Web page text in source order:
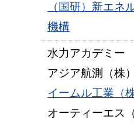
（国研）新エネ
機構
水力アカデミー
アジア航測（株
イームル工業（
オーティーエス